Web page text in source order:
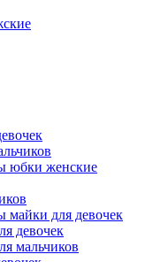
юбки женские
майки для девочек
девочек
мальчиков